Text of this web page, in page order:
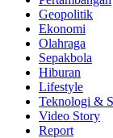
Geopolitik
Ekonomi
Olahraga
Sepakbola
Hiburan
Lifestyle
Teknologi &
Video Story
Report